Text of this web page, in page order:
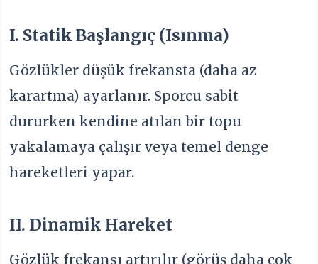
I. Statik Başlangıç (Isınma)
Gözlükler düşük frekansta (daha az
karartma) ayarlanır. Sporcu sabit
dururken kendine atılan bir topu
yakalamaya çalışır veya temel denge
hareketleri yapar.
II. Dinamik Hareket
Gözlük frekansı artırılır (görüş daha çok